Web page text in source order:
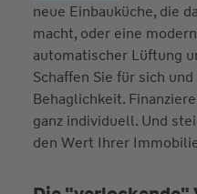
neue Einbauküche, die
macht, oder eine
automatischer Lüftung
Schaffen Sie für sich
Behaglichkeit.
ganz individuell. Und
den Wert Ihrer